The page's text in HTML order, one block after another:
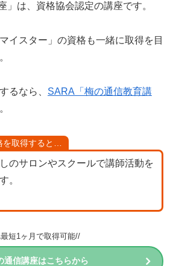
」は、資格協会認定の講座です。
イスター」の資格も一緒に取得を目
るなら、 SARA「梅の通信教育講
取得すると…
のサロンやスクールで講師活動を
。
短1ヶ月で取得可能//
通信講座はこちらから